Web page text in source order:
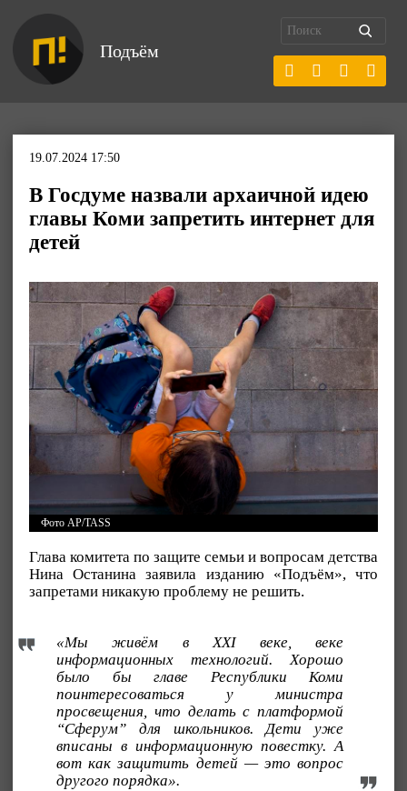
Подъём
19.07.2024 17:50
В Госдуме назвали архаичной идею
главы Коми запретить интернет для
детей
Фото AP/TASS
Глава комитета по защите семьи и вопросам детства
Нина Останина заявила изданию «Подъём», что
запретами никакую проблему не решить.
«Мы живём в XXI веке, веке
информационных технологий. Хорошо
было бы главе Республики Коми
поинтересоваться у министра
просвещения, что делать с платформой
“Сферум” для школьников. Дети уже
вписаны в информационную повестку. А
вот как защитить детей — это вопрос
другого порядка».